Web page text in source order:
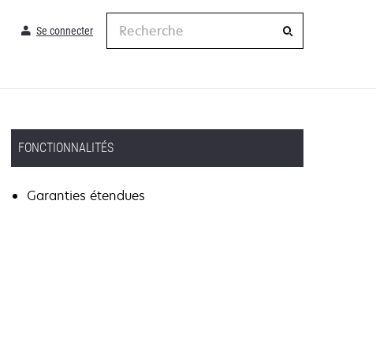
Se connecter
Recherche
FONCTIONNALITÉS
Garanties étendues